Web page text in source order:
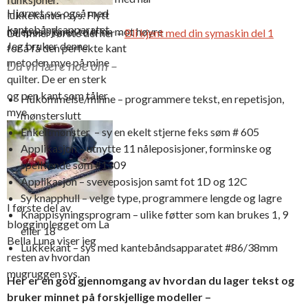
lukkekanten sys. Flytt
nåleposisjonen to trinn mot høyre
for å få den perfekte kant
Hjørnet sys også med
kantebåndsapparatet.
Jeg bruker denne
metoden mye på mine
quilter. De er en sterk
og pen kant som tåler
mye
I første del av
blogginnlegget om La
Bella Luna viser jeg
resten av hvordan
mugruggen sys.
Du finner første del her –Bli kjent med din symaskin del 1
Du vil lære noe om –
Hukommelse/minne – programmere tekst, en repetisjon,
mønsterslutt
Enkeltmønster – sy en ekelt stjerne feks søm # 605
Applikasjon – utnytte 11 nåleposisjoner, forminske og
speilvende søm #1309
Applikasjon – sveveposisjon samt fot 1D og 12C
Sy knapphull – velge type, programmere lengde og lagre
Knappisyningsprogram – ulike føtter som kan brukes 1, 9
eller 18
Lukkekant – sys med kantebåndsapparatet #86/38mm
Her er en god gjennomgang av hvordan du lager tekst og
bruker minnet på forskjellige modeller –